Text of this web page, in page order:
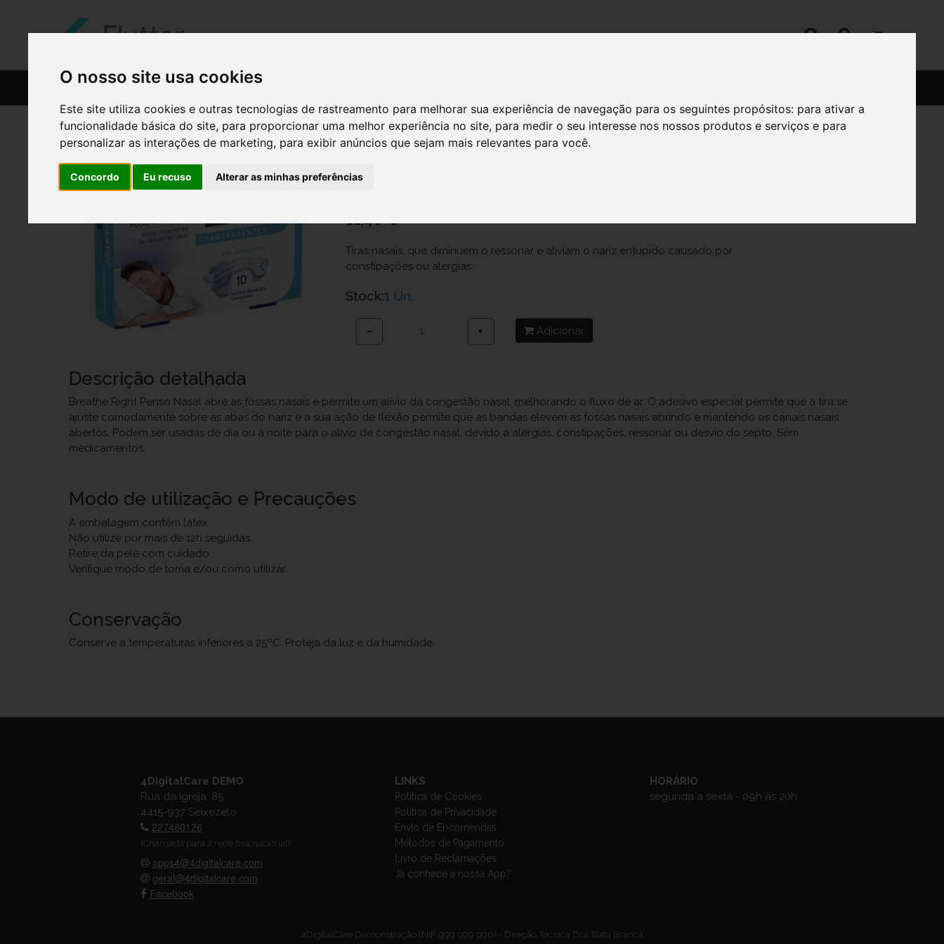
O nosso site usa cookies
Este site utiliza cookies e outras tecnologias de rastreamento para melhorar sua experiência de navegação para os seguintes propósitos: para ativar a
funcionalidade básica do site, para proporcionar uma melhor experiência no site, para medir o seu interesse nos nossos produtos e serviços e para
personalizar as interações de marketing, para exibir anúncios que sejam mais relevantes para você.
Concordo Eu recuso Alterar as minhas preferências
CATÁLOGO
BREATHE RIGHT PENSO NASAL TRANSP GDEX10
11,40 €
Tiras nasais, que diminuem o ressonar e aliviam o nariz entupido causado por
constipações ou alergias.
Stock:1 Un.
− + Adicionar
Descrição detalhada
Breathe Right Penso Nasal abre as fossas nasais e permite um alívio da congestão nasal, melhorando o fluxo de ar. O adesivo especial permite que a tira se
ajuste comodamente sobre as abas do nariz e a sua ação de flexão permite que as bandas elevem as fossas nasais abrindo e mantendo os canais nasais
abertos. Podem ser usadas de dia ou à noite para o alívio de congestão nasal, devido a alergias, constipações, ressonar ou desvio do septo. Sem
medicamentos.
Modo de utilização e Precauções
A embalagem contém látex
Não utilize por mais de 12h seguidas
Retire da pele com cuidado
Verifique modo de toma e/ou como utilizar
Conservação
Conserve a temperaturas inferiores a 25ºC. Proteja da luz e da humidade.
4DigitalCare DEMO
Rua da Igreja, 85
4415-937 Seixezelo
227460126
(Chamada para a rede fixa nacional)
apps4@4digitalcare.com
geral@4digitalcare.com
Facebook
LINKS
Política de Cookies
Política de Privacidade
Envio de Encomendas
Métodos de Pagamento
Livro de Reclamações
Já conhece a nossa App?
HORÁRIO
segunda a sexta - 09h às 20h
4DigitalCare Demonstração (NIF 999 999 990) - Direção Técnica Dra. Bata Branca